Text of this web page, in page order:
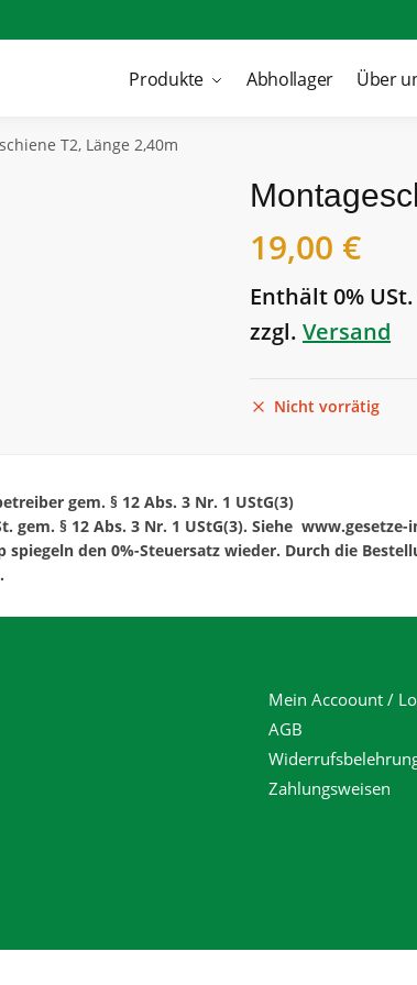
Produkte Abhollager Über
T2, Länge 2,40m
19,00 €
Enthält 0%
zzgl. Versand
Nicht vorrätig
gem. § 12 Abs. 3 Nr. 1 UStG(3)
§ 12 Abs. 3 Nr. 1 UStG(3). Siehe
spiegeln den 0%-Steuersatz wieder. Durch die
Mein Accoount /
AGB
Zahlungsweisen